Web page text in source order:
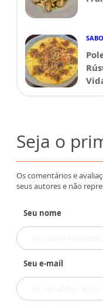
Seja o
Os comentários e
seus autores e não
Seu nome
Seu e-mail